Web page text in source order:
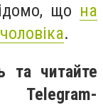
що на
.
та читайте